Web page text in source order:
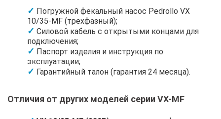
Погружной фекальный насос Pedrollo VX
10/35-MF (трехфазный);
Силовой кабель с открытыми концами для
подключения;
Паспорт изделия и инструкция по
эксплуатации;
Гарантийный талон (гарантия 24 месяца).
Отличия от других моделей серии VX-MF